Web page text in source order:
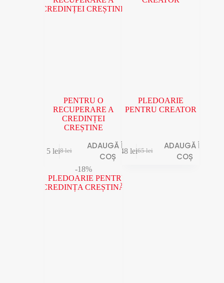
PENTRU O
RECUPERARE A
CREDINȚEI
CREȘTINE
8lei
5 lei
ADAUGĂ ÎN
COȘ
PLEDOARIE
PENTRU CREATOR
65lei
48 lei
ADAUGĂ ÎN
COȘ
-18%